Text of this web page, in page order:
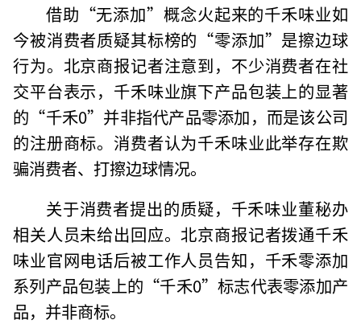
借助“无添加”概念火起来的千禾味业如
今被消费者质疑其标榜的“零添加”是擦边球
行为。北京商报记者注意到，不少消费者在社
交平台表示，千禾味业旗下产品包装上的显著
的“千禾0”并非指代产品零添加，而是该公司
的注册商标。消费者认为千禾味业此举存在欺
骗消费者、打擦边球情况。
关于消费者提出的质疑，千禾味业董秘办
相关人员未给出回应。北京商报记者拨通千禾
味业官网电话后被工作人员告知，千禾零添加
系列产品包装上的“千禾0”标志代表零添加产
品，并非商标。